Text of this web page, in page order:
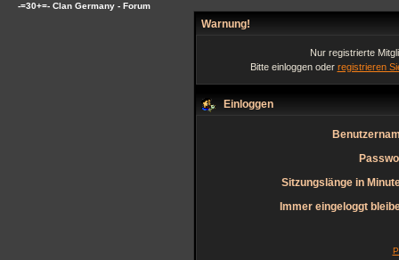
-=30+=- Clan Germany - Forum
Warnung!
Nur registrierte
Bitte einloggen oder registrieren
Einloggen
Sitzungslänge in
Immer eingeloggt